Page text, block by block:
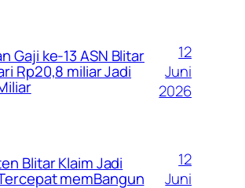
Gaji ke-13 ASN Blitar
Rp20,8 miliar Jadi
12
Juni
2026
Blitar Klaim Jadi
memBangun
12
Juni